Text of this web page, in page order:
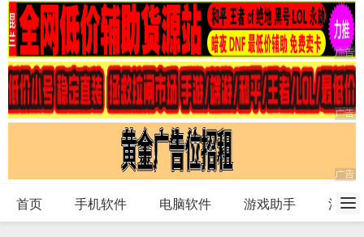
首页 手机软件 电脑软件 游戏助手 活动